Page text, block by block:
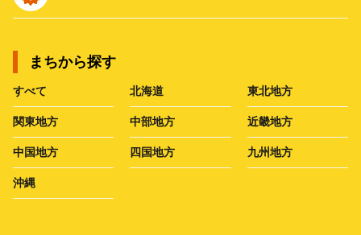
まちから探す
すべて 北海道 東北地方
関東地方 中部地方 近畿地方
中国地方 四国地方 九州地方
沖縄